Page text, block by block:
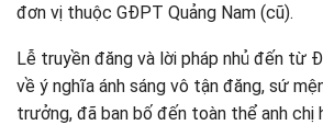
đơn vị thuộc GĐPT Quảng Nam (cũ).
Lễ truyền đăng và lời pháp nhủ đến từ
về ý nghĩa ánh sáng vô tận đăng, sứ
trưởng, đã ban bố đến toàn thể anh chị